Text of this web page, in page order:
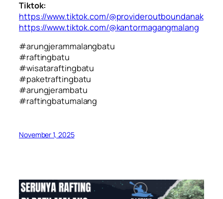
Tiktok:
https://www.tiktok.com/@provideroutboundanak
https://www.tiktok.com/@kantormagangmalang
#arungjerammalangbatu
#raftingbatu
#wisataraftingbatu
#paketraftingbatu
#arungjerambatu
#raftingbatumalang
November 1, 2025